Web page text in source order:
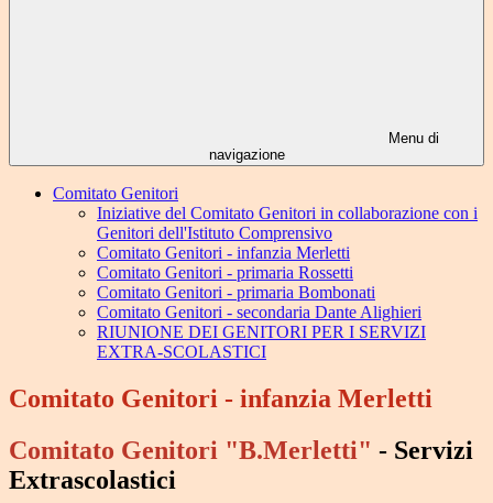
Menu di
navigazione
Comitato Genitori
Iniziative del Comitato Genitori in collaborazione con i
Genitori dell'Istituto Comprensivo
Comitato Genitori - infanzia Merletti
Comitato Genitori - primaria Rossetti
Comitato Genitori - primaria Bombonati
Comitato Genitori - secondaria Dante Alighieri
RIUNIONE DEI GENITORI PER I SERVIZI
EXTRA-SCOLASTICI
Comitato Genitori - infanzia Merletti
Comitato Genitori "B.Merletti" - Servizi
Extrascolastici